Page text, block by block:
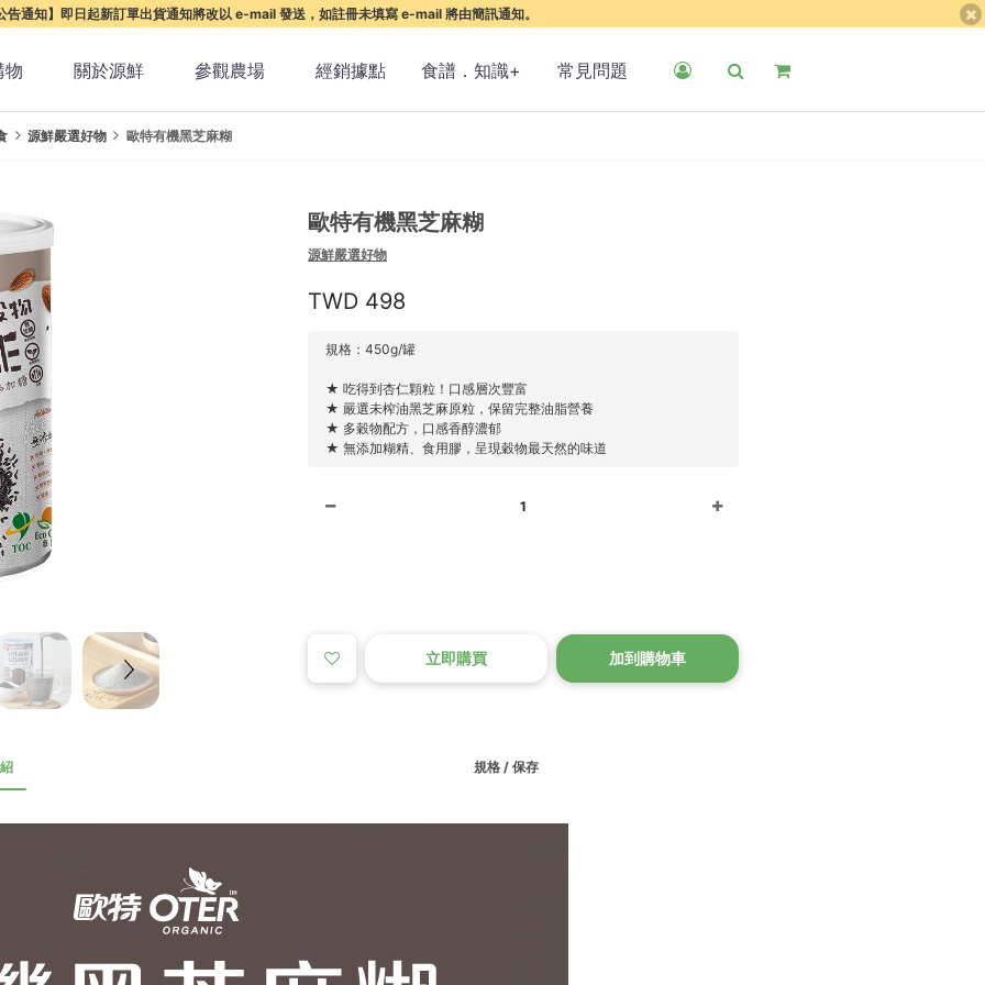
告通知】即日起新訂單出貨通知將改以 e-mail 發送，如註冊未填寫 e-mail 將由簡訊通知。
物 關於源鮮 參觀農場 經銷據點 食譜．知識+ 常見問題
源鮮嚴選好物 歐特有機黑芝麻糊
歐特有機黑芝麻糊
源鮮嚴選好物
498
規格：450g/罐
★ 吃得到杏仁顆粒！口感層次豐富
★ 嚴選未榨油黑芝麻原粒，保留完整油脂營養
★ 多穀物配方，口感香醇濃郁
★ 無添加糊精、食用膠，呈現穀物最天然的味道
1
立即購買 加到購物車
規格 / 保存